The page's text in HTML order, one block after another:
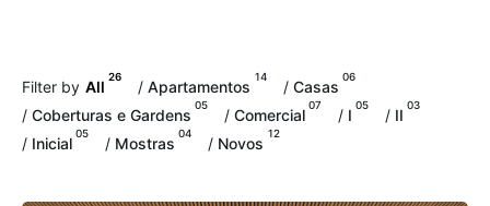
Filter by All
26
/ Apartamentos
14
/ Casas
06
/ Coberturas e Gardens
05
/ Comercial
07
/ I
05
/ II
03
/ Inicial
05
/ Mostras
04
/ Novos
12